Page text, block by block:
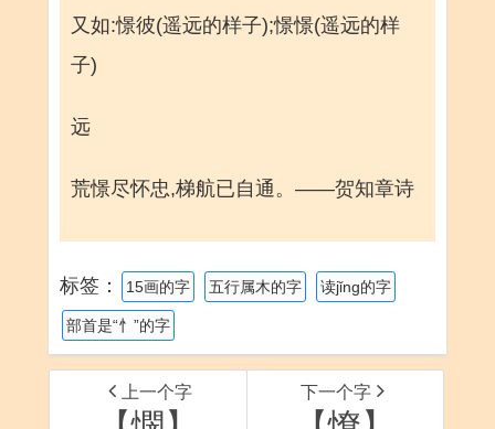
又如:憬彼(遥远的样子);憬憬(遥远的样
子)
远
荒憬尽怀忠,梯航已自通。——贺知章诗
标签： 15画的字 五行属木的字 读jǐng的字
部首是“忄”的字
上一个字 下一个字